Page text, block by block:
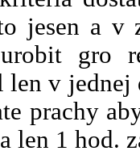
jesen a v
gro
len v
prachy
len 1 hod.